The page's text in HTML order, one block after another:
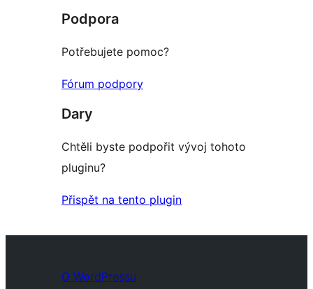
Podpora
Potřebujete pomoc?
Fórum podpory
Dary
Chtěli byste podpořit vývoj tohoto
pluginu?
Přispět na tento plugin
O WordPressu